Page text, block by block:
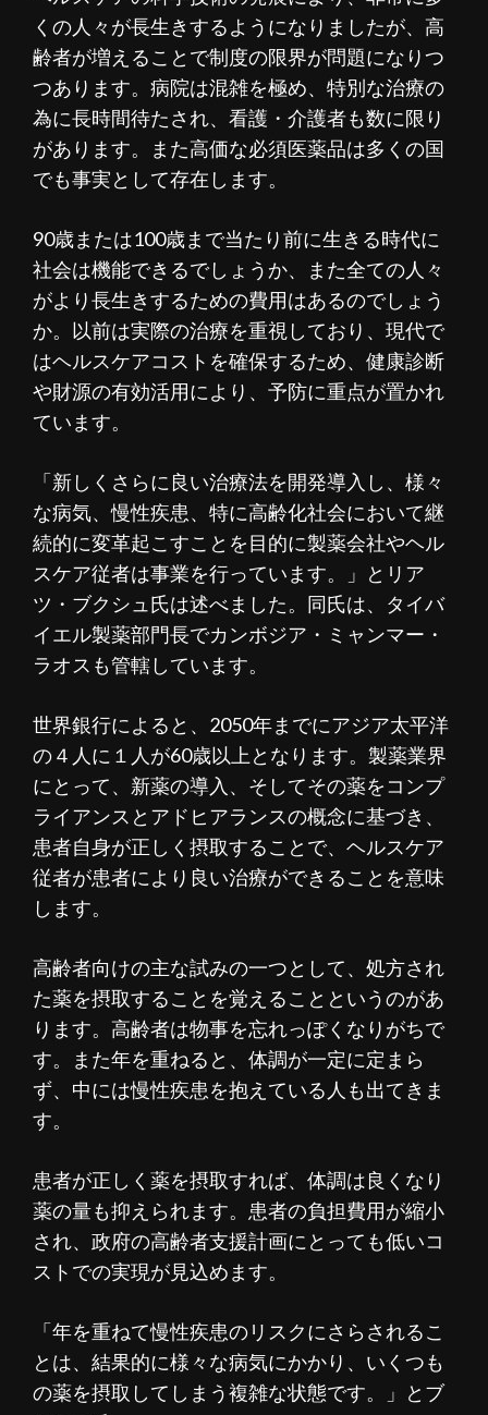
くの人々が長生きするようになりましたが、高
齢者が増えることで制度の限界が問題になりつ
つあります。病院は混雑を極め、特別な治療の
為に長時間待たされ、看護・介護者も数に限り
があります。また高価な必須医薬品は多くの国
でも事実として存在します。
90歳または100歳まで当たり前に生きる時代に
社会は機能できるでしょうか、また全ての人々
がより長生きするための費用はあるのでしょう
か。以前は実際の治療を重視しており、現代で
はヘルスケアコストを確保するため、健康診断
や財源の有効活用により、予防に重点が置かれ
ています。
「新しくさらに良い治療法を開発導入し、様々
な病気、慢性疾患、特に高齢化社会において継
続的に変革起こすことを目的に製薬会社やヘル
スケア従者は事業を行っています。」とリア
ツ・ブクシュ氏は述べました。同氏は、タイバ
イエル製薬部門長でカンボジア・ミャンマー・
ラオスも管轄しています。
世界銀行によると、2050年までにアジア太平洋
の４人に１人が60歳以上となります。製薬業界
にとって、新薬の導入、そしてその薬をコンプ
ライアンスとアドヒアランスの概念に基づき、
患者自身が正しく摂取することで、ヘルスケア
従者が患者により良い治療ができることを意味
します。
高齢者向けの主な試みの一つとして、処方され
た薬を摂取することを覚えることというのがあ
ります。高齢者は物事を忘れっぽくなりがちで
す。また年を重ねると、体調が一定に定まら
ず、中には慢性疾患を抱えている人も出てきま
す。
患者が正しく薬を摂取すれば、体調は良くなり
薬の量も抑えられます。患者の負担費用が縮小
され、政府の高齢者支援計画にとっても低いコ
ストでの実現が見込めます。
「年を重ねて慢性疾患のリスクにさらされるこ
とは、結果的に様々な病気にかかり、いくつも
の薬を摂取してしまう複雑な状態です。」とブ